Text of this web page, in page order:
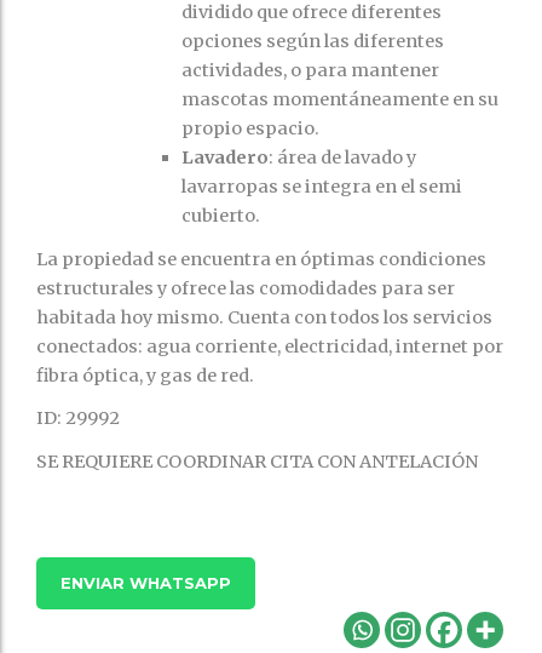
dividido que ofrece diferentes
opciones según las diferentes
actividades, o para mantener
mascotas momentáneamente en su
propio espacio.
Lavadero: área de lavado y
lavarropas se integra en el semi
cubierto.
La propiedad se encuentra en óptimas condiciones
estructurales y ofrece las comodidades para ser
habitada hoy mismo. Cuenta con todos los servicios
conectados: agua corriente, electricidad, internet por
fibra óptica, y gas de red.
ID: 29992
SE REQUIERE COORDINAR CITA CON ANTELACIÓN
ENVIAR WHATSAPP